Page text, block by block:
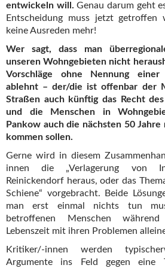
entwickeln will. Genau darum geht
Entscheidung muss jetzt
keine Ausreden mehr!
Wer sagt, dass man
unseren Wohngebieten nicht
Vorschläge ohne Nennung einer
ablehnt – der/die ist offenbar der
Straßen auch künftig das Recht
und die Menschen in
Pankow auch die nächsten 50 Jahre
kommen sollen.
Gerne wird in diesem
innen die „Verlagerung von
Reinickendorf heraus, oder das
Schiene“ vorgebracht. Beide
man erst einmal nichts tun
betroffenen Menschen
Lebenszeit mit ihren Problemen
Kritiker/-innen werden
Argumente ins Feld gegen eine